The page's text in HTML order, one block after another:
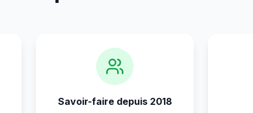
Savoir-faire depuis 2018